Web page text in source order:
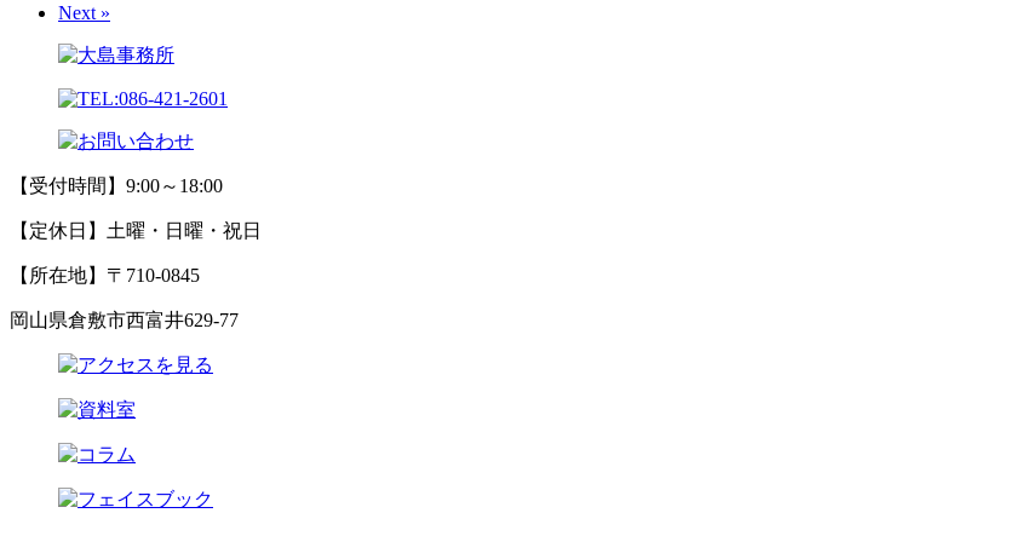
Next »
【受付時間】9:00～18:00
【定休日】土曜・日曜・祝日
【所在地】〒710-0845
岡山県倉敷市西富井629-77